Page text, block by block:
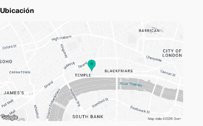
Ubicación